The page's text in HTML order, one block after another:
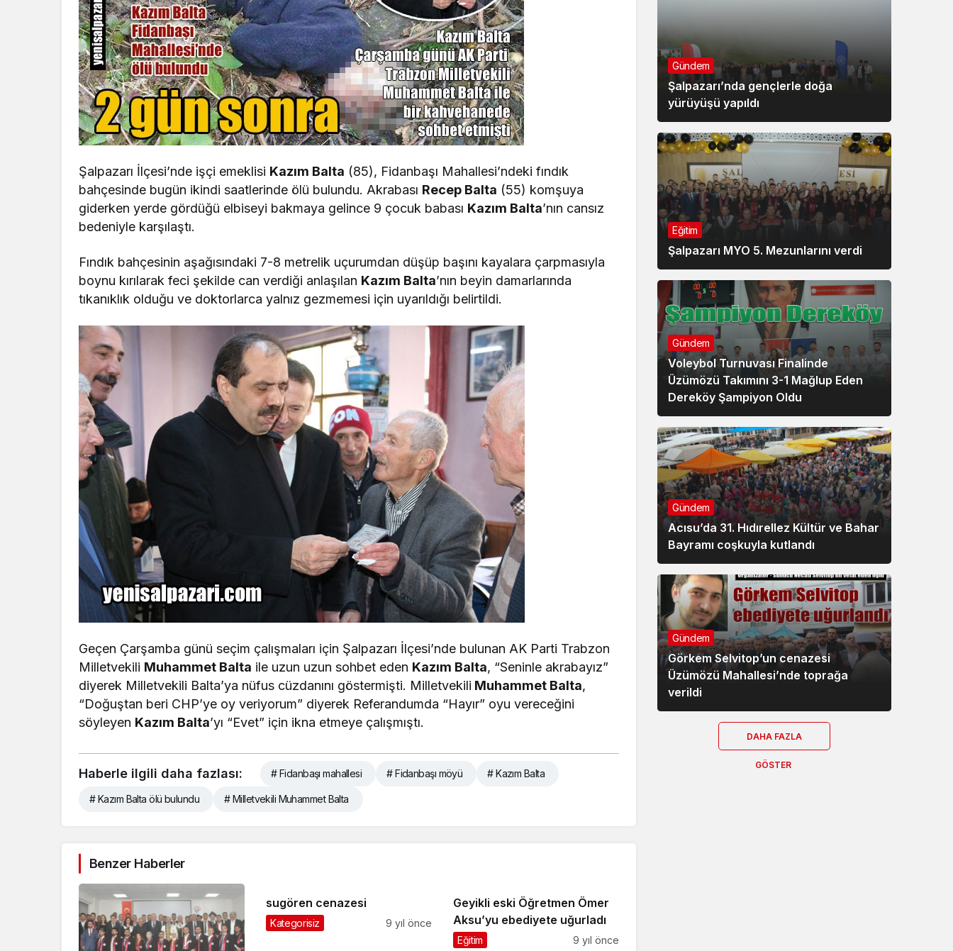
Şalpazarı İlçesi’nde işçi emeklisi Kazım Balta (85), Fidanbaşı Mahallesi’ndeki fındık
bahçesinde bugün ikindi saatlerinde ölü bulundu. Akrabası Recep Balta (55) komşuya
giderken yerde gördüğü elbiseyi bakmaya gelince 9 çocuk babası Kazım Balta’nın cansız
bedeniyle karşılaştı.
Fındık bahçesinin aşağısındaki 7-8 metrelik uçurumdan düşüp başını kayalara çarpmasıyla
boynu kırılarak feci şekilde can verdiği anlaşılan Kazım Balta’nın beyin damarlarında
tıkanıklık olduğu ve doktorlarca yalnız gezmemesi için uyarıldığı belirtildi.
Geçen Çarşamba günü seçim çalışmaları için Şalpazarı İlçesi’nde bulunan AK Parti Trabzon
Milletvekili Muhammet Balta ile uzun uzun sohbet eden Kazım Balta, “Seninle akrabayız”
diyerek Milletvekili Balta’ya nüfus cüzdanını göstermişti. Milletvekili Muhammet Balta,
“Doğuştan beri CHP’ye oy veriyorum” diyerek Referandumda “Hayır” oyu vereceğini
söyleyen Kazım Balta’yı “Evet” için ikna etmeye çalışmıştı.
Haberle ilgili daha fazlası: # Fidanbaşı mahallesi # Fidanbaşı möyü # Kazım Balta
# Kazım Balta ölü bulundu # Milletvekili Muhammet Balta
Benzer Haberler
sugören cenazesi
Kategorisiz 9 yıl önce
Geyikli eski Öğretmen Ömer
Aksu’yu ebediyete uğurladı
Eğitim 9 yıl önce
Gündem
Şalpazarı’nda gençlerle doğa
yürüyüşü yapıldı
Eğitim
Şalpazarı MYO 5. Mezunlarını verdi
Gündem
Voleybol Turnuvası Finalinde
Üzümözü Takımını 3-1 Mağlup Eden
Dereköy Şampiyon Oldu
Gündem
Acısu’da 31. Hıdırellez Kültür ve Bahar
Bayramı coşkuyla kutlandı
Gündem
Görkem Selvitop’un cenazesi
Üzümözü Mahallesi’nde toprağa
verildi
DAHA FAZLA
GÖSTER